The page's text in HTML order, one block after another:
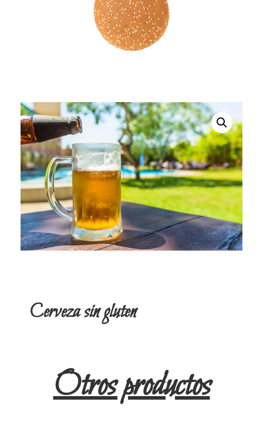
Cerveza sin gluten
Otros productos